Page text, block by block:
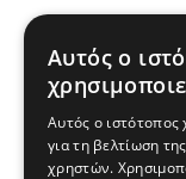
Αυτός ο
Αυτός ο ιστότοπος
για τη βελτίωση
χρηστών.